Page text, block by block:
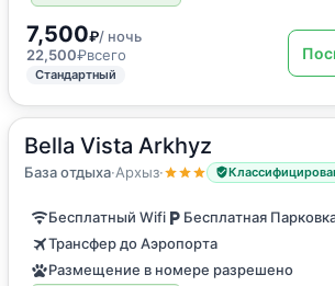
7,500₽/ ночь
22,500₽всего
Стандартный
Bella Vista Arkhyz
База отдыха·Архыз·
48 м2
до 6 гостей
Шале
Бесплатный Wifi
Бесплатная
Трансфер до Аэропорта
Размещение в номере разрешено